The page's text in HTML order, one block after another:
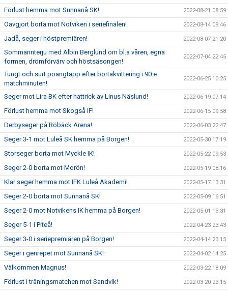
Förlust hemma mot Sunnanå SK! 2022-08-21 08:59
Oavgjort borta mot Notviken i seriefinalen! 2022-08-14 09:46
Jadå, seger i höstpremiären! 2022-08-07 21:20
Sommarinterju med Albin Berglund om bl.a våren, egna
formen, drömförvärv och höstsäsongen!
2022-07-04 22:45
Tungt och surt poängtapp efter bortakvittering i 90:e
matchminuten!
2022-06-25 10:25
Seger mot Lira BK efter hattrick av Linus Näslund! 2022-06-19 07:14
Förlust hemma mot Skogså IF! 2022-06-15 09:58
Derbyseger på Röbäck Arena! 2022-06-03 22:47
Seger 3-1 mot Luleå SK hemma på Borgen! 2022-05-30 17:19
Storseger borta mot Myckle IK! 2022-05-22 09:53
Seger 2-0 borta mot Morön! 2022-05-19 08:16
Klar seger hemma mot IFK Luleå Akademi! 2022-05-17 13:31
Seger 2-0 borta mot Sunnanå SK! 2022-05-09 16:51
Seger 2-0 mot Notvikens IK hemma på Borgen! 2022-05-01 13:31
Seger 5-1 i Piteå! 2022-04-23 23:43
Seger 3-0 i seriepremiären på Borgen! 2022-04-14 23:15
Seger i genrepet mot Sunnanå SK! 2022-04-02 14:25
Välkommen Magnus! 2022-03-22 18:09
Förlust i träningsmatchen mot Sandvik! 2022-03-20 23:15